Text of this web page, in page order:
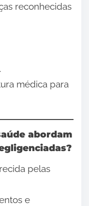
reconhecidas
médica para
abordam
pelas
e